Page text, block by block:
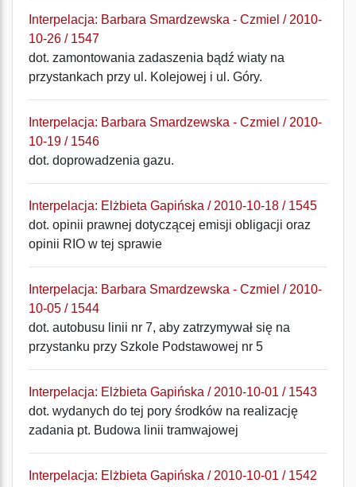
Interpelacja: Barbara Smardzewska - Czmiel / 2010-
10-26 / 1547
dot. zamontowania zadaszenia bądź wiaty na
przystankach przy ul. Kolejowej i ul. Góry.
Interpelacja: Barbara Smardzewska - Czmiel / 2010-
10-19 / 1546
dot. doprowadzenia gazu.
Interpelacja: Elżbieta Gapińska / 2010-10-18 / 1545
dot. opinii prawnej dotyczącej emisji obligacji oraz
opinii RIO w tej sprawie
Interpelacja: Barbara Smardzewska - Czmiel / 2010-
10-05 / 1544
dot. autobusu linii nr 7, aby zatrzymywał się na
przystanku przy Szkole Podstawowej nr 5
Interpelacja: Elżbieta Gapińska / 2010-10-01 / 1543
dot. wydanych do tej pory środków na realizację
zadania pt. Budowa linii tramwajowej
Interpelacja: Elżbieta Gapińska / 2010-10-01 / 1542